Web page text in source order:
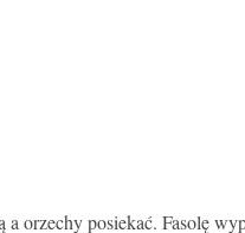
orzechy posiekać. Fasolę